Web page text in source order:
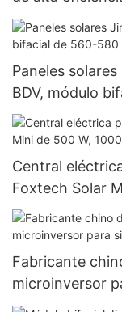
al por mayor de
Paneles
BDV, módulo
doble vidrio
Central
Foxtech Solar
Fabricante
microinversor